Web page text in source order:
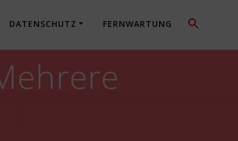
DATENSCHUTZ FERNWARTUNG